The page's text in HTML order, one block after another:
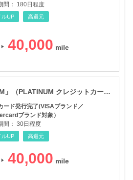
間：
180日程度
ルUP 高還元
40,000
「dカード PLATINUM」（PLATINUM クレジットカード発券（【新規申込】カード発行）
ード発行完了(VISAブランド／
ブランド対象）
間： 30日程度
ルUP 高還元
40,000